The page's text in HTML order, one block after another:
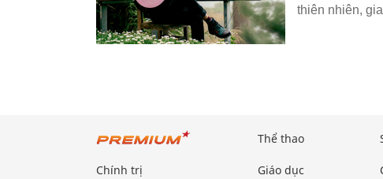
thiên nhiên,
Chính trị
Thể thao
Giáo dục